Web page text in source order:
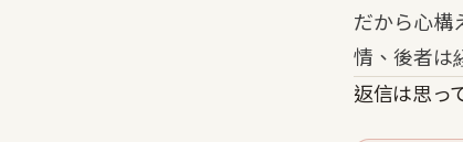
だから心構
情、後者は
返信は思っ